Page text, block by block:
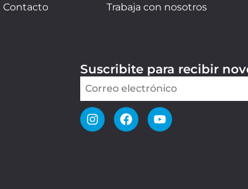
Contacto Trabaja con nosotros
Suscribite para recibir